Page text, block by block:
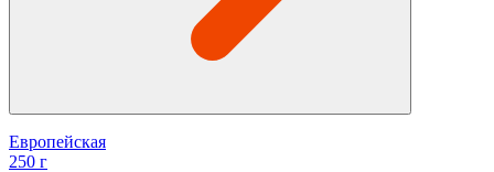
Европейская
250 г